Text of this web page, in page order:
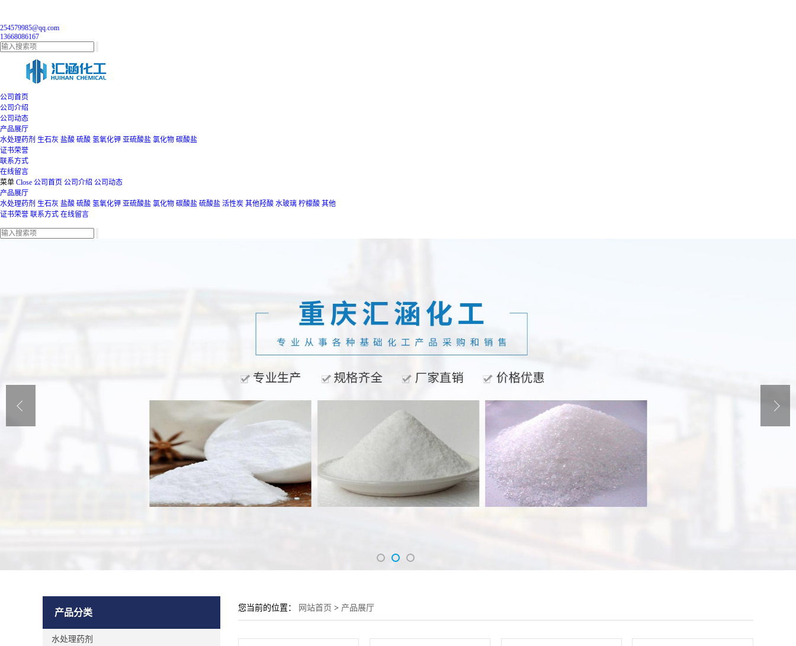
254579985@qq.com
13668086167
公司首页
公司介绍
公司动态
产品展厅
水处理药剂 生石灰 盐酸 硫酸 氢氧化钾 亚硫酸盐 氯化物 碳酸盐
证书荣誉
联系方式
在线留言
菜单 Close 公司首页 公司介绍 公司动态
产品展厅
水处理药剂 生石灰 盐酸 硫酸 氢氧化钾 亚硫酸盐 氯化物 碳酸盐 硫酸盐 活性炭 其他羟酸 水玻璃 柠檬酸 其他
证书荣誉 联系方式 在线留言
产品分类
水处理药剂
您当前的位置： 网站首页 > 产品展厅